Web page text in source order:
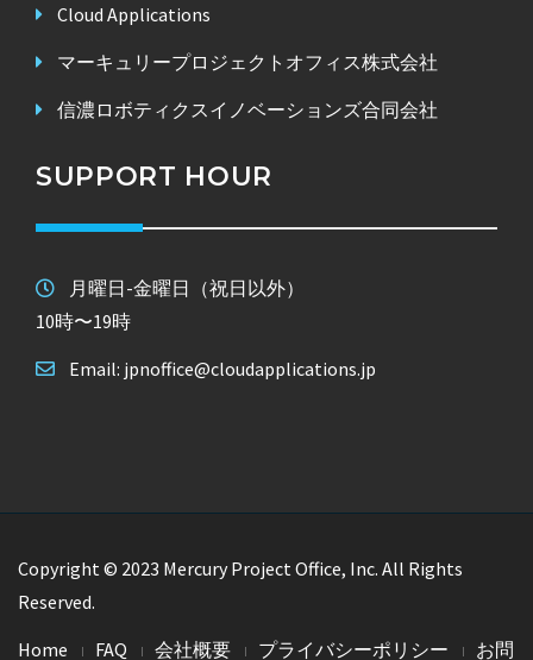
Cloud Applications
マーキュリープロジェクトオフィス株式会社
信濃ロボティクスイノベーションズ合同会社
SUPPORT HOUR
月曜日-金曜日（祝日以外）
10時〜19時
Email: jpnoffice@cloudapplications.jp
Copyright © 2023 Mercury Project Office, Inc. All Rights
Reserved.
Home
FAQ 会社概要 プライバシーポリシー お問